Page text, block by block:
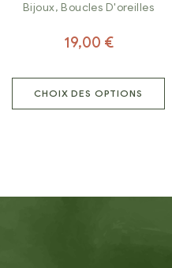
Bijoux,Boucles D'oreilles
19,00 €
CHOIX DES OPTIONS